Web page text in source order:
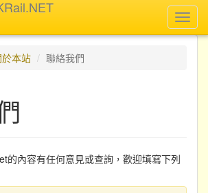
於本站 聯絡我們
的內容有任何意見或查詢，歡迎填寫下列